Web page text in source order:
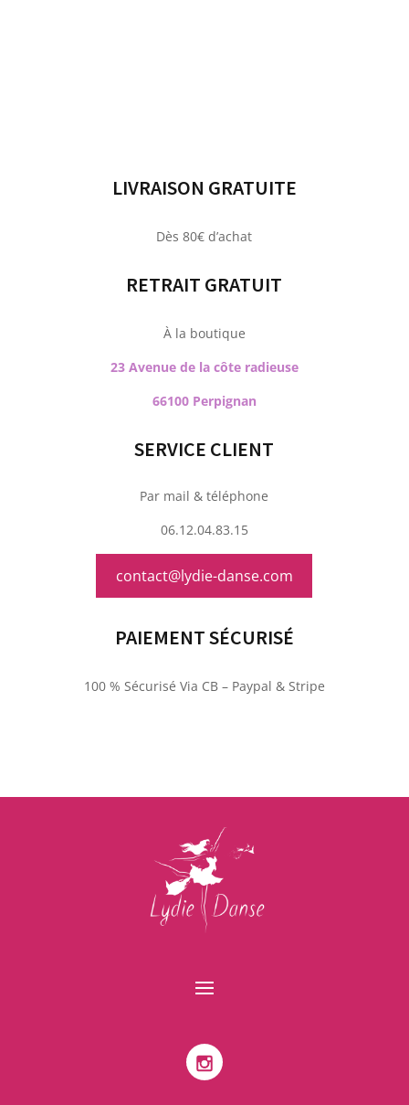
LIVRAISON GRATUITE
Dès 80€ d’achat
RETRAIT GRATUIT
À la boutique
23 Avenue de la côte radieuse
66100 Perpignan
SERVICE CLIENT
Par mail & téléphone
06.12.04.83.15
contact@lydie-danse.com
PAIEMENT SÉCURISÉ
100 % Sécurisé Via CB – Paypal & Stripe